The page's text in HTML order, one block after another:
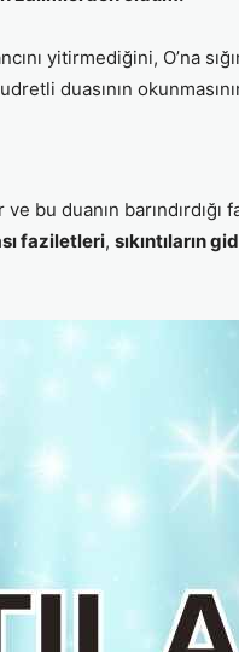
yitirmediğini, O’na
duasının
bu duanın barındırdığı
faziletleri, sıkıntıların